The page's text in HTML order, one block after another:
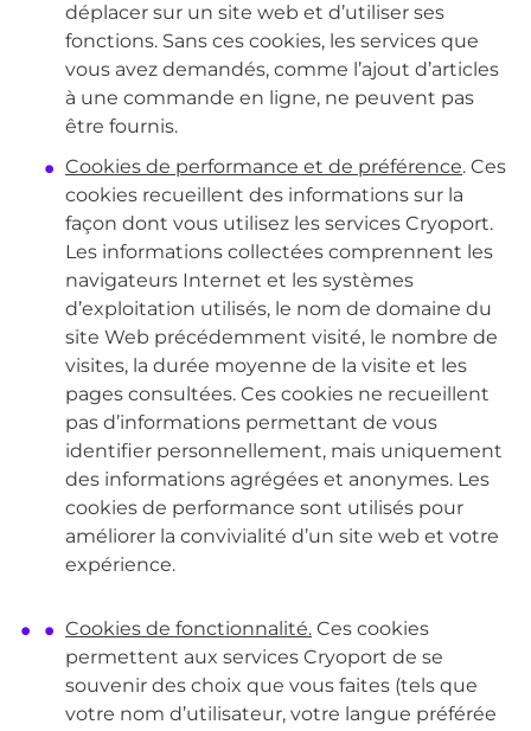
déplacer sur un site web et d’utiliser ses
fonctions. Sans ces cookies, les services que
vous avez demandés, comme l’ajout d’articles
à une commande en ligne, ne peuvent pas
être fournis.
Cookies de performance et de préférence. Ces
cookies recueillent des informations sur la
façon dont vous utilisez les services Cryoport.
Les informations collectées comprennent les
navigateurs Internet et les systèmes
d’exploitation utilisés, le nom de domaine du
site Web précédemment visité, le nombre de
visites, la durée moyenne de la visite et les
pages consultées. Ces cookies ne recueillent
pas d’informations permettant de vous
identifier personnellement, mais uniquement
des informations agrégées et anonymes. Les
cookies de performance sont utilisés pour
améliorer la convivialité d’un site web et votre
expérience.
Cookies de fonctionnalité. Ces cookies
permettent aux services Cryoport de se
souvenir des choix que vous faites (tels que
votre nom d’utilisateur, votre langue préférée